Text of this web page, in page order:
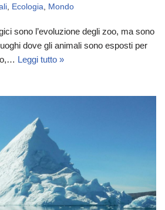
Ecologia Mondo
sono l’evoluzione degli zoo, ma sono
dove gli animali sono esposti per
Leggi tutto »